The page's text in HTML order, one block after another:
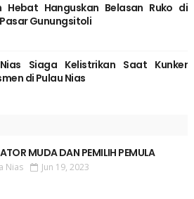
Hebat Hanguskan Belasan Ruko di
Gunungsitoli
Siaga Kelistrikan Saat Kunker
di Pulau Nias
MUDA DAN PEMILIH PEMULA
Nias Jun 19, 2023